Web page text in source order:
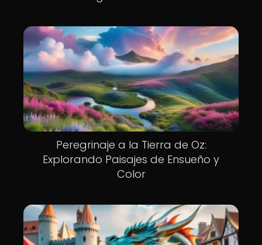
Peregrinaje a la Tierra de Oz:
Explorando Paisajes de Ensueño y
Color